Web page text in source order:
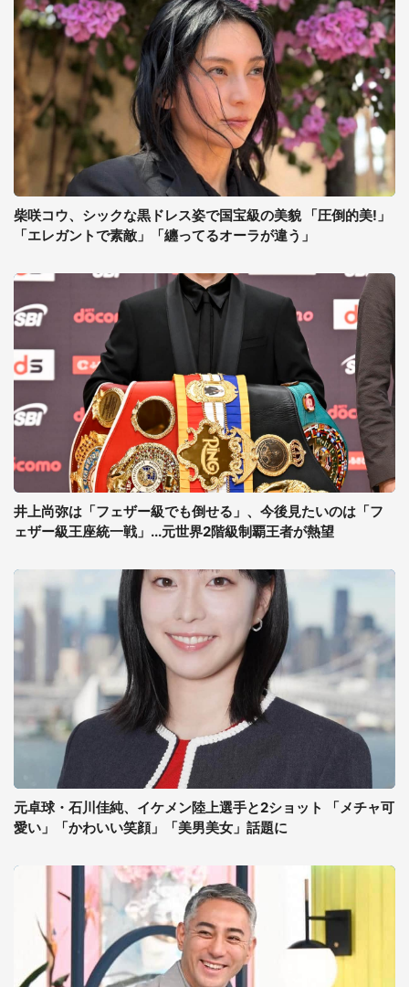
柴咲コウ、シックな黒ドレス姿で国宝級の美貌 「圧倒的美!」
「エレガントで素敵」「纏ってるオーラが違う」
井上尚弥は「フェザー級でも倒せる」、今後見たいのは「フ
ェザー級王座統一戦」...元世界2階級制覇王者が熱望
元卓球・石川佳純、イケメン陸上選手と2ショット 「メチャ可
愛い」「かわいい笑顔」「美男美女」話題に